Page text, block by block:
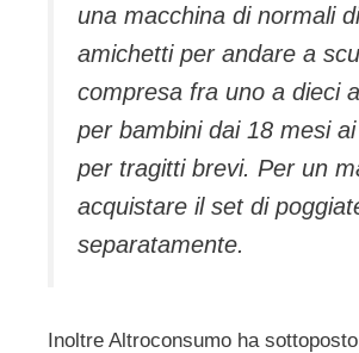
una macchina di normali
amichetti per andare a
compresa fra uno a dieci
per bambini dai 18 mesi
per tragitti brevi. Per un
acquistare il set di
separatamente.
Inoltre Altroconsumo ha